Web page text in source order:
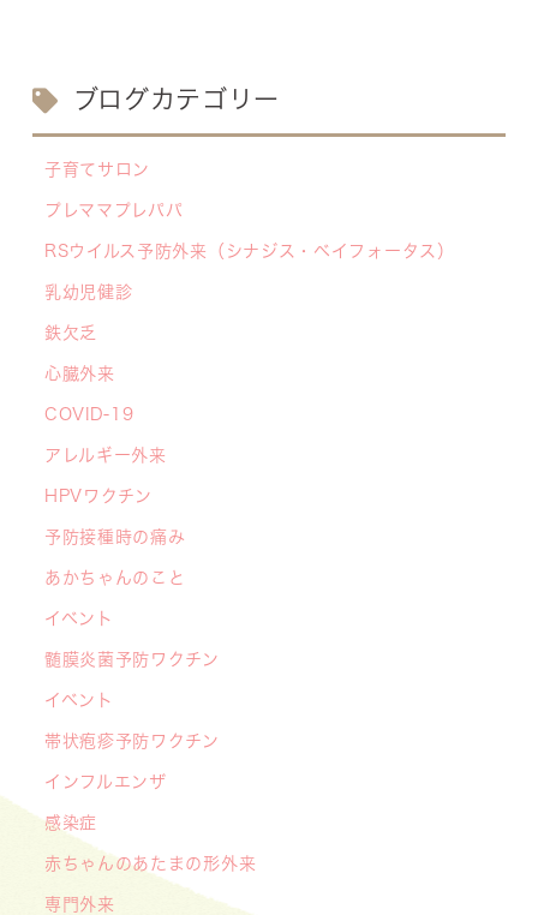
2026/07/13
【お知らせ】川崎市の「麻しん（はしか）対策事
2026/07/07
【デジタル診察券に移行します】
2026/06/16
【メディア・取材】学研の子育て応援サイト「こ
そだてまっぷ」に大熊喜彰院長監修の記事（こど
もの日焼け対策）がアップされました！
2026/05/19
――「武蔵小杉 森のこどもクリニック」の新た
な挑戦
2026/05/08
【メディア・取材】４月１０日発売「子供の科
学」５月号の「なぜ？なぜ？どうして？」で大熊
ゴールデンウィーク（GW）の処方薬受け取りに
関する重要なお願い〜処方箋の有効期限は当日を
含めて「4日間」です〜
ブログカテゴリー
子育てサロン
プレママプレパパ
RSウイルス予防外来（シナジス・ベイフォータス）
乳幼児健診
鉄欠乏
心臓外来
COVID-19
アレルギー外来
HPVワクチン
予防接種時の痛み
あかちゃんのこと
イベント
髄膜炎菌予防ワクチン
イベント
帯状疱疹予防ワクチン
インフルエンザ
感染症
赤ちゃんのあたまの形外来
専門外来